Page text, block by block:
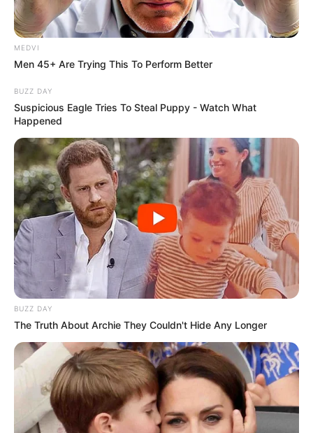
MEDVI
Men 45+ Are Trying This To Perform Better
BUZZ DAY
Suspicious Eagle Tries To Steal Puppy - Watch What
Happened
BUZZ DAY
The Truth About Archie They Couldn't Hide Any Longer